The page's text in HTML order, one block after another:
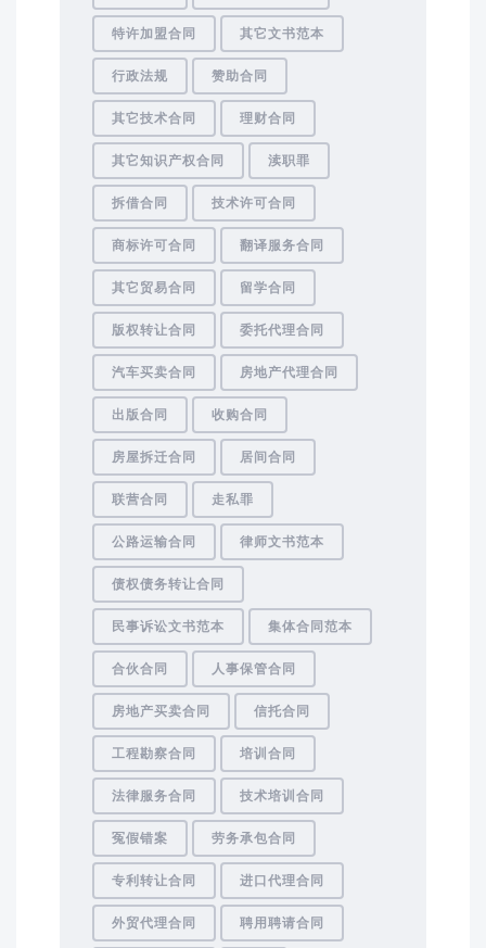
特许加盟合同 其它文书范本
行政法规 赞助合同
其它技术合同 理财合同
其它知识产权合同 渎职罪
拆借合同 技术许可合同
商标许可合同 翻译服务合同
其它贸易合同 留学合同
版权转让合同 委托代理合同
汽车买卖合同 房地产代理合同
出版合同 收购合同
房屋拆迁合同 居间合同
联营合同 走私罪
公路运输合同 律师文书范本
债权债务转让合同
民事诉讼文书范本 集体合同范本
合伙合同 人事保管合同
房地产买卖合同 信托合同
工程勘察合同 培训合同
法律服务合同 技术培训合同
冤假错案 劳务承包合同
专利转让合同 进口代理合同
外贸代理合同 聘用聘请合同